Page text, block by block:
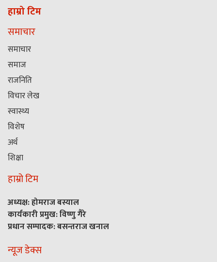
हाम्रो टिम
समाचार
समाचार
समाज
राजनिति
विचार लेख
स्वास्थ्य
विशेष
अर्थ
शिक्षा
हाम्रो टिम
अध्यक्ष: होमराज बस्याल
कार्यकारी प्रमुख: विष्णु गैरे
प्रधान सम्पादक: बसन्तराज खनाल
न्यूज डेक्स